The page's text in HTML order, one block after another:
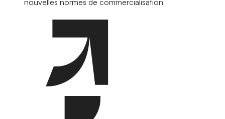
nouvelles normes de commercialisation